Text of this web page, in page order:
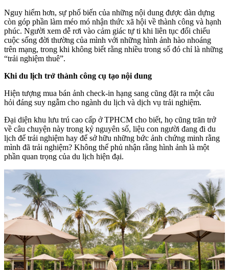
Nguy hiểm hơn, sự phổ biến của những nội dung được dàn dựng
còn góp phần làm méo mó nhận thức xã hội về thành công và hạnh
phúc. Người xem dễ rơi vào cảm giác tự ti khi liên tục đối chiếu
cuộc sống đời thường của mình với những hình ảnh hào nhoáng
trên mạng, trong khi không biết rằng nhiều trong số đó chỉ là những
“trải nghiệm thuê”.
Khi du lịch trở thành công cụ tạo nội dung
Hiện tượng mua bán ảnh check-in hạng sang cũng đặt ra một câu
hỏi đáng suy ngẫm cho ngành du lịch và dịch vụ trải nghiệm.
Đại diện khu lưu trú cao cấp ở TPHCM cho biết, họ cũng trăn trở
về câu chuyện này trong kỷ nguyên số, liệu con người đang đi du
lịch để trải nghiệm hay để sở hữu những bức ảnh chứng minh rằng
mình đã trải nghiệm? Không thể phủ nhận rằng hình ảnh là một
phần quan trọng của du lịch hiện đại.